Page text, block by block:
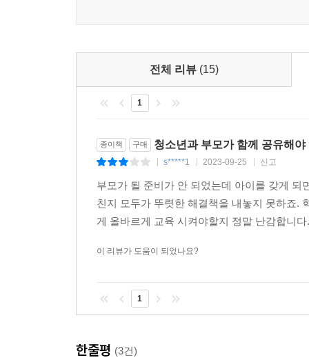
전체 리뷰 (15)
1
종이책 구매 청소년과 부모가 함께 공유해야
s*****1 2023-09-25 신고
부모가 될 준비가 안 되었는데 아이를 갖게
친지 모두가 뚜렷한 해결책을 내놓지 못하죠.
게 올바르게 교육 시켜야할지 정말 난감합니
이 리뷰가 도움이 되었나요?
1
한줄평 (3건)